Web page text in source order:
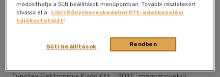
módosíthatja a Süti beállítások menüpontban. További részletekért
olvassa el a
Libri Könyvkereskedelmi Kft. adatkezelési
tájékoztatóját!
Rendben
Süti beállítások